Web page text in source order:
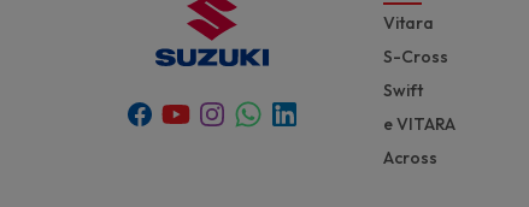
Facebook
YoutubeInstagram
Whatsapp
Linkedin
Vitara
S-Cross
Swift
e VITARA
Across